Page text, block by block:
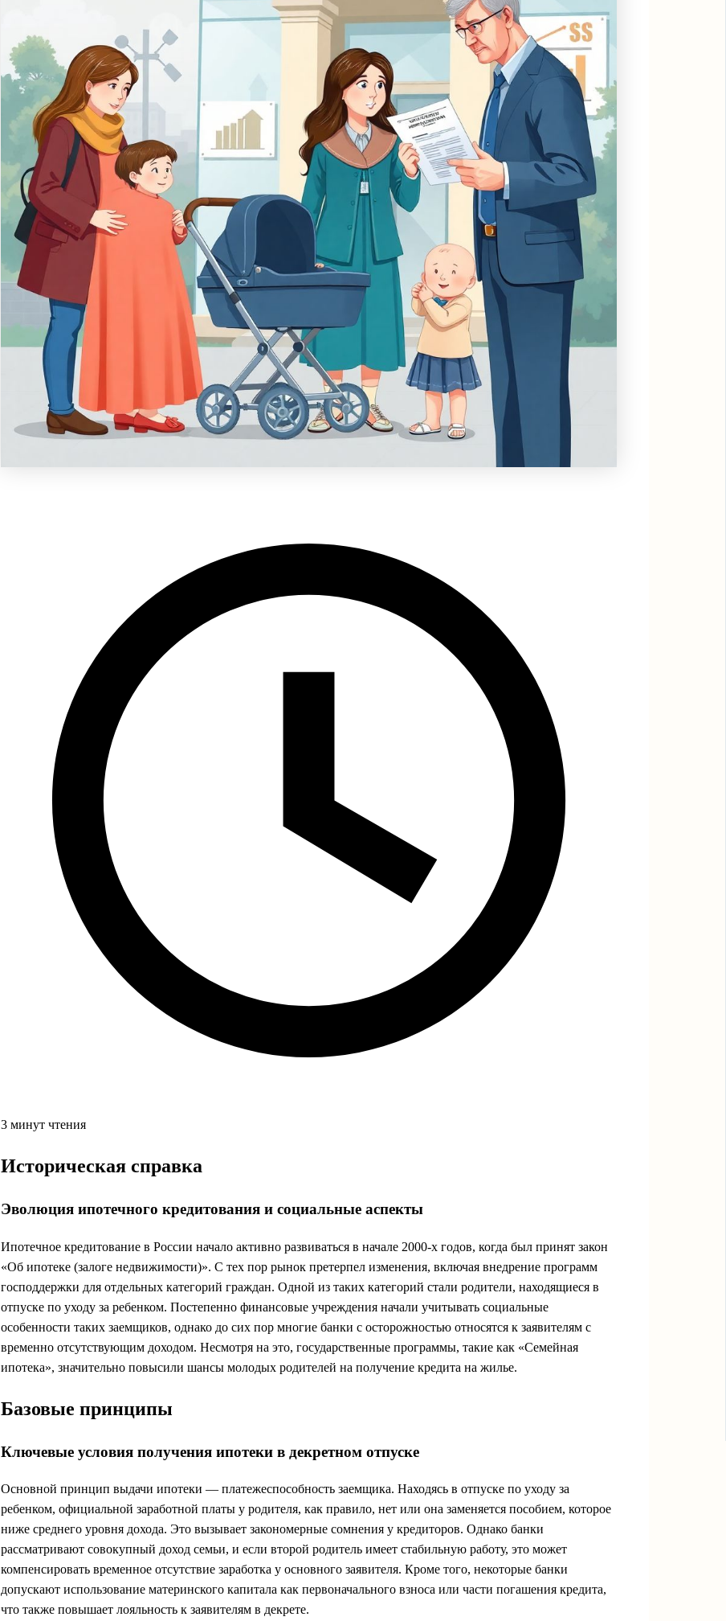
3 минут чтения
Историческая справка
Эволюция ипотечного кредитования и социальные аспекты
Ипотечное кредитование в России начало активно развиваться в начале 2000-х годов, когда был принят закон
«Об ипотеке (залоге недвижимости)». С тех пор рынок претерпел изменения, включая внедрение программ
господдержки для отдельных категорий граждан. Одной из таких категорий стали родители, находящиеся в
отпуске по уходу за ребенком. Постепенно финансовые учреждения начали учитывать социальные
особенности таких заемщиков, однако до сих пор многие банки с осторожностью относятся к заявителям с
временно отсутствующим доходом. Несмотря на это, государственные программы, такие как «Семейная
ипотека», значительно повысили шансы молодых родителей на получение кредита на жилье.
Базовые принципы
Ключевые условия получения ипотеки в декретном отпуске
Основной принцип выдачи ипотеки — платежеспособность заемщика. Находясь в отпуске по уходу за
ребенком, официальной заработной платы у родителя, как правило, нет или она заменяется пособием, которое
ниже среднего уровня дохода. Это вызывает закономерные сомнения у кредиторов. Однако банки
рассматривают совокупный доход семьи, и если второй родитель имеет стабильную работу, это может
компенсировать временное отсутствие заработка у основного заявителя. Кроме того, некоторые банки
допускают использование материнского капитала как первоначального взноса или части погашения кредита,
что также повышает лояльность к заявителям в декрете.